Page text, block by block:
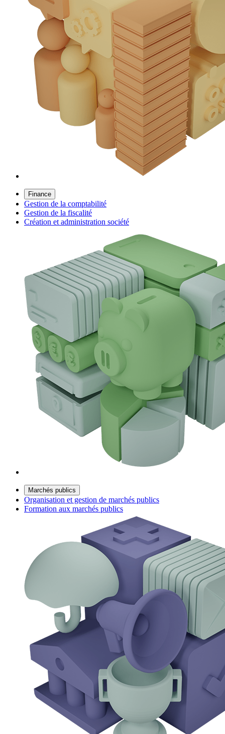
Finance
Gestion de la comptabilité
Gestion de la fiscalité
Création et administration société
Marchés publics
Organisation et gestion de marchés publics
Formation aux marchés publics